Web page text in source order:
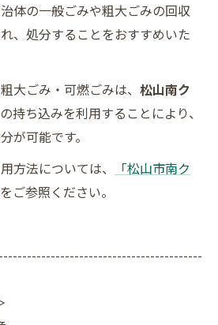
体の一般ごみや粗大ごみの回収
、処分することをおすすめいた
大ごみ・可燃ごみは、 松山南ク
持ち込みを利用することにより、
が可能です。
方法については、
「松山市南ク
をご参照ください。